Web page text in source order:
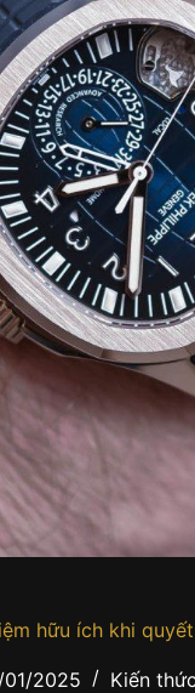
hữu ích khi
2025 Kiến thức